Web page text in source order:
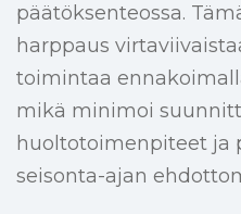
päätöksenteossa.
harppaus
toimintaa
mikä minimoi
huoltotoimenpiteet ja
seisonta-ajan